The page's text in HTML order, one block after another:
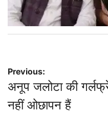
Post
navigation
Previous:
अनूप जलोटा की
नहीं ओछापन हैं